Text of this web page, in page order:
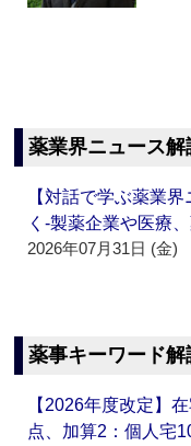
薬業界ニュース解
【対話で学ぶ薬業
く‐製薬企業や医療
2026年07月31日 (金)
薬事キーワード解
【2026年度改定】
点、加算2：個人宅